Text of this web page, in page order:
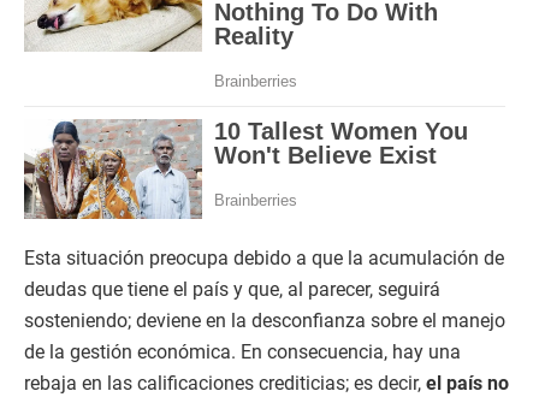
Esta situación preocupa debido a que la acumulación de
deudas que tiene el país y que, al parecer, seguirá
sosteniendo; deviene en la desconfianza sobre el manejo
de la gestión económica. En consecuencia, hay una
rebaja en las calificaciones crediticias; es decir, el país no